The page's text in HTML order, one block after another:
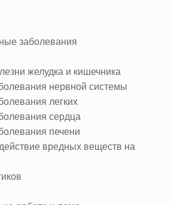
заболевания
желудка и кишечника
нервной системы
легких
сердца
печени
вредных веществ на